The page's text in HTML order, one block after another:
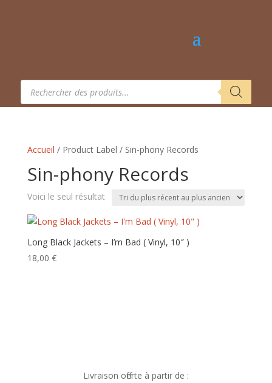
Recherche
produits
Accueil / Product Label / Sin-phony Records
Sin-phony Records
Voici le seul résultat
Long Black Jackets – I’m Bad ( Vinyl, 10″ )
18,00 €
Livraison offerte à partir de :